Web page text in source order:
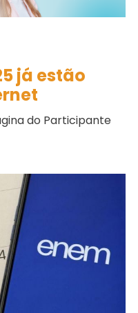
já estão
do Participante